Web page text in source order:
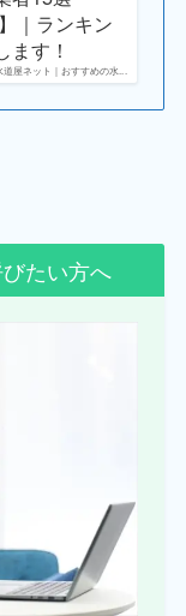
屋ネット｜おすすめの水...
｜ランキン
ます！
たい方へ